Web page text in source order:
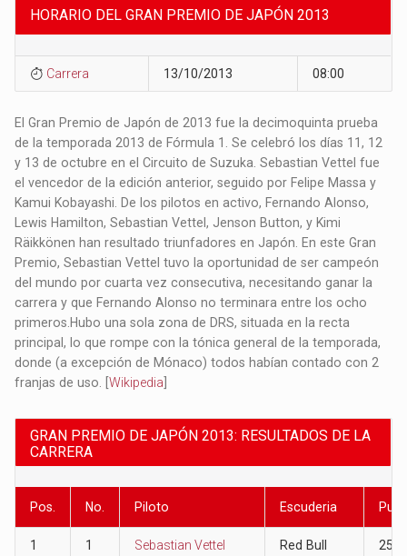
HORARIO DEL GRAN PREMIO DE JAPÓN 2013
Carrera 13/10/2013 08:00
El Gran Premio de Japón de 2013 fue la decimoquinta prueba
de la temporada 2013 de Fórmula 1. Se celebró los días 11, 12
y 13 de octubre en el Circuito de Suzuka. Sebastian Vettel fue
el vencedor de la edición anterior, seguido por Felipe Massa y
Kamui Kobayashi. De los pilotos en activo, Fernando Alonso,
Lewis Hamilton, Sebastian Vettel, Jenson Button, y Kimi
Räikkönen han resultado triunfadores en Japón. En este Gran
Premio, Sebastian Vettel tuvo la oportunidad de ser campeón
del mundo por cuarta vez consecutiva, necesitando ganar la
carrera y que Fernando Alonso no terminara entre los ocho
primeros.​ Hubo una sola zona de DRS, situada en la recta
principal, lo que rompe con la tónica general de la temporada,
donde (a excepción de Mónaco) todos habían contado con 2
franjas de uso. [Wikipedia
GRAN PREMIO DE JAPÓN 2013: RESULTADOS DE LA
CARRERA
Pos. No. Piloto Escuderia
1 1 Sebastian Vettel Red Bull 25